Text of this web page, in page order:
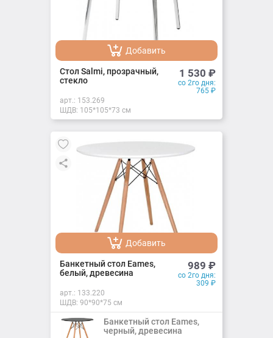
Добавить
Добавлено
Стол Salmi, прозрачный,
стекло
1 530 ₽
со 2го дня:
765 ₽
арт.: 153.269
ШДВ: 105*105*73 см
Добавить
Добавлено
Банкетный стол Eames,
белый, древесина
989 ₽
со 2го дня:
309 ₽
арт.: 133.220
ШДВ: 90*90*75 см
Банкетный стол Eames,
черный, древесина